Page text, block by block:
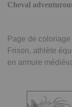
Cheval
Page de
Frison, athlète
en armure